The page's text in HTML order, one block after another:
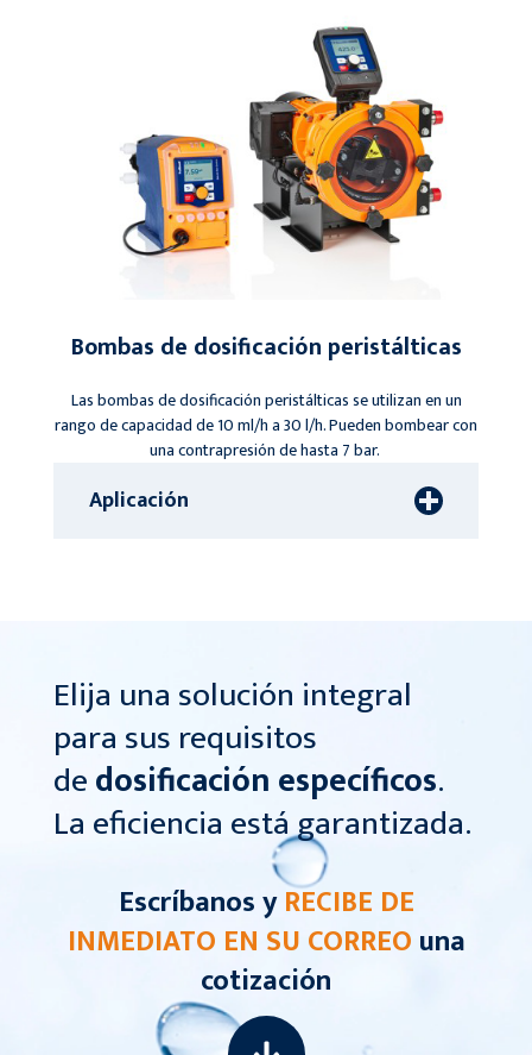
Bombas de dosificación peristálticas
Las bombas de dosificación peristálticas se utilizan en un
rango de capacidad de 10 ml/h a 30 l/h. Pueden bombear con
una contrapresión de hasta 7 bar.
Aplicación
Elija una solución integral
para sus requisitos
dedosificación específicos.
La eficiencia está garantizada.
Escríbanos yRECIBE DE
INMEDIATO EN SU CORREO una
cotización